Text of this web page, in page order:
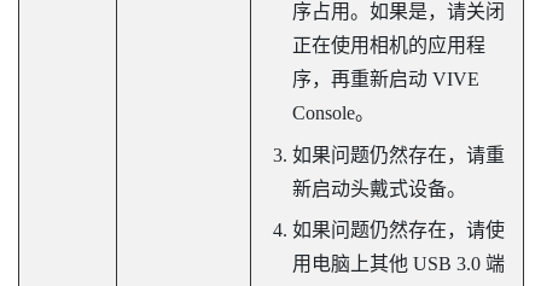
序占用。如果是，请关闭
正在使用相机的应用程
序，再重新启动 VIVE
Console。
如果问题仍然存在，请重
新启动头戴式设备。
如果问题仍然存在，请使
用电脑上其他 USB 3.0 端